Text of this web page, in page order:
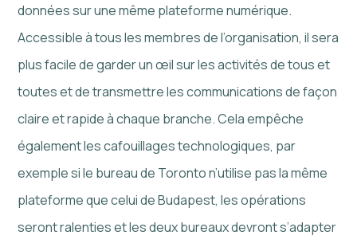
données sur une même plateforme numérique.
Accessible à tous les membres de l’organisation, il sera
plus facile de garder un œil sur les activités de tous et
toutes et de transmettre les communications de façon
claire et rapide à chaque branche. Cela empêche
également les cafouillages technologiques, par
exemple si le bureau de Toronto n’utilise pas la même
plateforme que celui de Budapest, les opérations
seront ralenties et les deux bureaux devront s’adapter